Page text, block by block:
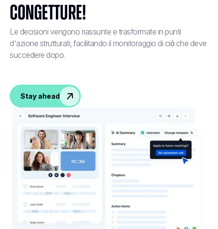
congetture!
Le decisioni vengono riassunte e trasformate in punti
d'azione strutturati, facilitando il monitoraggio di ciò che deve
succedere dopo.
Stay ahead